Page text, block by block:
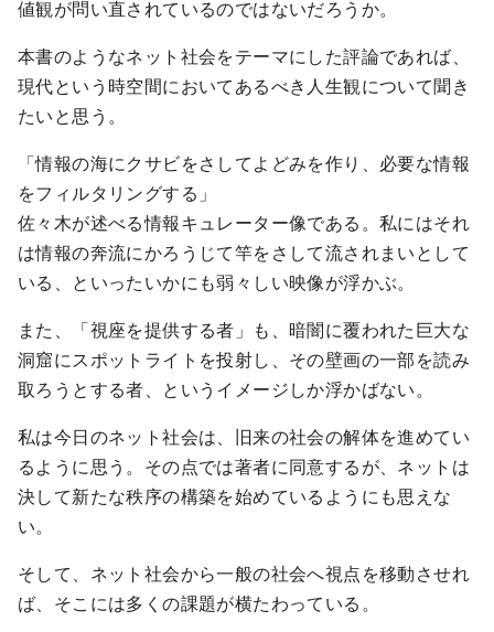
値観が問い直されているのではないだろうか。
本書のようなネット社会をテーマにした評論であれば、
現代という時空間においてあるべき人生観について聞き
たいと思う。
「情報の海にクサビをさしてよどみを作り、必要な情報
をフィルタリングする」
佐々木が述べる情報キュレーター像である。私にはそれ
は情報の奔流にかろうじて竿をさして流されまいとして
いる、といったいかにも弱々しい映像が浮かぶ。
また、「視座を提供する者」も、暗闇に覆われた巨大な
洞窟にスポットライトを投射し、その壁画の一部を読み
取ろうとする者、というイメージしか浮かばない。
私は今日のネット社会は、旧来の社会の解体を進めてい
るように思う。その点では著者に同意するが、ネットは
決して新たな秩序の構築を始めているようにも思えな
い。
そして、ネット社会から一般の社会へ視点を移動させれ
ば、そこには多くの課題が横たわっている。